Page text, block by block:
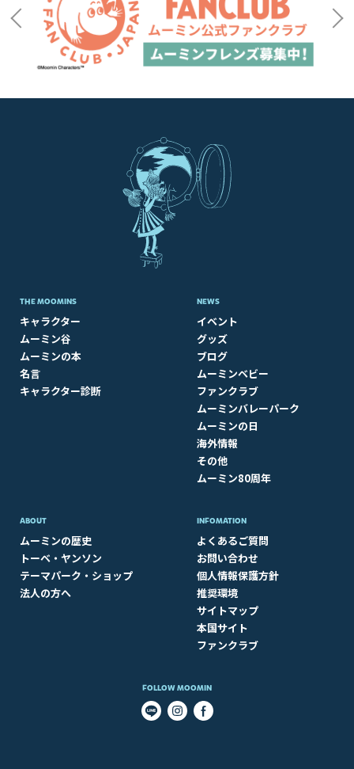
THE MOOMINS
キャラクター
ムーミン谷
ムーミンの本
名言
キャラクター診断
NEWS
イベント
グッズ
ブログ
ムーミンベビー
ファンクラブ
ムーミンバレーパーク
ムーミンの日
海外情報
その他
ムーミン80周年
ABOUT​
ムーミンの歴史
トーベ・ヤンソン
テーマパーク・ショップ
法人の方へ
INFOMATION
よくあるご質問
お問い合わせ
個人情報保護方針
推奨環境
サイトマップ
本国サイト
ファンクラブ
FOLLOW MOOMIN